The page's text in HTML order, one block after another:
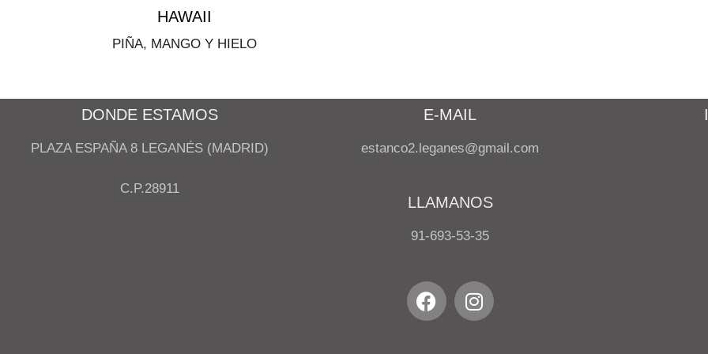
HAWAII
PIÑA, MANGO Y HIELO
DONDE ESTAMOS
PLAZA ESPAÑA 8 LEGANÉS (MADRID)
C.P.28911
E-MAIL
estanco2.leganes@gmail.com
LLAMANOS
91-693-53-35